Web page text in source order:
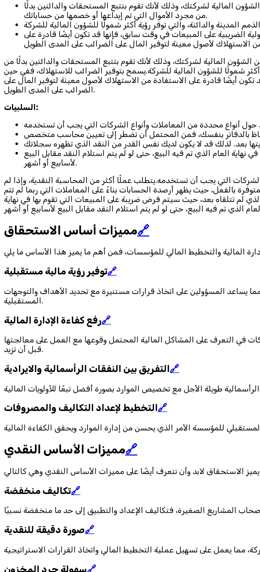
المالية لشركتك، وذلك لأنك تقوم بتتبع المستحقات والدائنين بدلًا
من مجرد الأموال التي تم إيداعها أو خصمها من حساباتك.
على المبيعات في وقت سابق، فإنها قد تكون أيضًا قادرة على
المالية لشركتك، وذلك لأنك تقوم بتتبع المستحقات والدائنين بدلًا من
أكثر شمولًا للشؤون المالية للشركة.يسمح بتوفير الضرائب للاستهلاك، ففي حين
أيضًا قادرة على الاستفادة من الاستهلاك لأصول معينة لتوفير المال على
الضرائب على المدى الطويل.
السلبيات:
العام الذي تم فيه البيع، حتى لو لم يتم استلام النقد مقابل البيع
لأسابيع أو أشهر.
التي يجب أن تستخدمه.يتطلب عملًا أكثر من المحاسبة النقدية، وإذا لم
بالفعل، حيث يظهر أرصدة الحسابات بناءً على المعاملات التي ربما لم تتم
لم تتلقاه بعد، حيث سيتم فرض ضريبة على المبيعات التي تقوم بها في نهاية
مميزات أساس الاستحقاق🔗
توفير رؤية مالية مستقبلية🔗
يساعد المسؤولين على اتخاذ قرارات مستنيرة مع تحديد الأهداف والتوجهات
المستقبلية.
رفع كفاءة الإدارة المالية🔗
في التعرف على المشاكل المالية المحتمل وقوعها مع العمل على معالجتها
قبل أن تزيد.
التفريق بين النفقات الرأسمالية والايرادية 🔗
التخطيط لإعداد التكاليف والمصروفات🔗
مميزات الأساس النقدي🔗
تكاليف منخفضة🔗
صورة دقيقة للنقدية🔗
سهولة جرد المخزون🔗